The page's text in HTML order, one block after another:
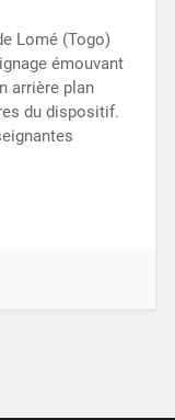
Lomé (Togo)
émouvant
arrière plan
du dispositif.